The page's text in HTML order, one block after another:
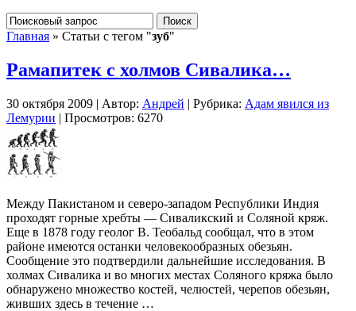
Главная » Статьи с тегом "зуб"
Рамапитек с холмов Сивалика…
30 октября 2009 | Автор: Андрей | Рубрика: Адам явился из
Лемурии | Просмотров: 6270
Между Пакистаном и северо-западом Республики Индия
проходят горные хребты — Сиваликский и Соляной кряж.
Еще в 1878 году геолог В. Теобальд сообщал, что в этом
районе имеются останки человекообразных обезьян.
Сообщение это подтвердили дальнейшие исследования. В
холмах Сивалика и во многих местах Соляного кряжа было
обнаружено множество костей, челюстей, черепов обезьян,
живших здесь в течение …